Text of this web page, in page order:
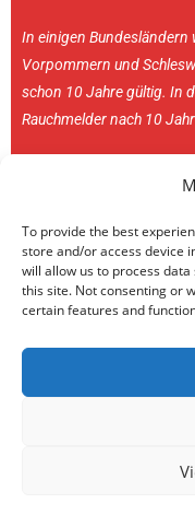
To provide the best
store and/or access device
will allow us to process
this site. Not consenting or
certain features and
In einigen Bundesländern
Vorpommern und
schon 10 Jahre gültig. In
Rauchmelder nach 10
Copyright